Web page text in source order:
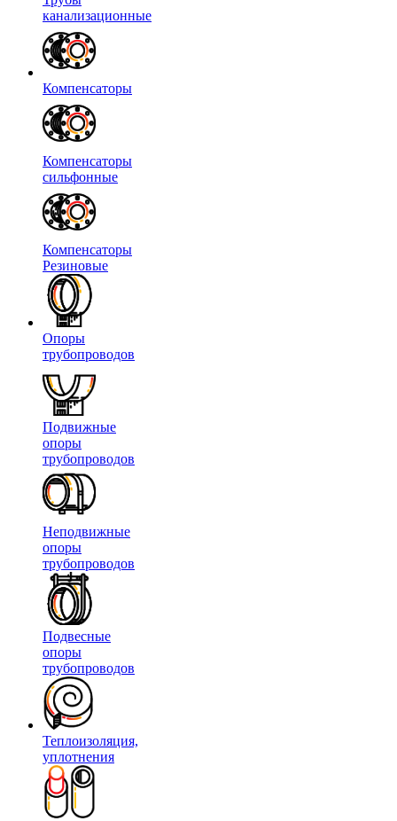
канализационные
Компенсаторы
Компенсаторы
сильфонные
Компенсаторы
Резиновые
Опоры
трубопроводов
Подвижные
опоры
трубопроводов
Неподвижные
опоры
трубопроводов
Подвесные
опоры
трубопроводов
Теплоизоляция,
уплотнения